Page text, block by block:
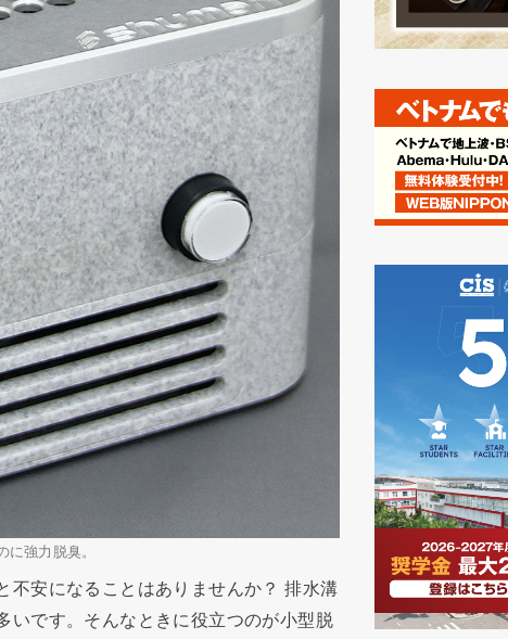
強力脱臭。
不安になることはありませんか？ 排水溝
いです。そんなときに役立つのが小型脱